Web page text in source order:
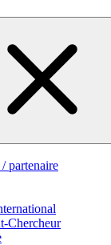
partenaire
Chercheur